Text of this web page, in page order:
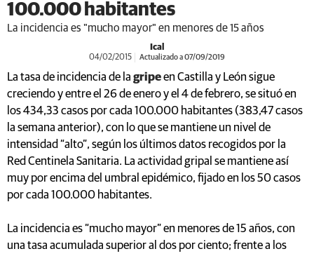
100.000 habitantes
La incidencia es "mucho mayor" en menores de 15 años
Ical
04/02/2015 Actualizado a 07/09/2019
La tasa de incidencia de la gripeen Castilla y León sigue
creciendo y entre el 26 de enero y el 4 de febrero, se situó en
los 434,33 casos por cada 100.000 habitantes (383,47 casos
la semana anterior), con lo que se mantiene un nivel de
intensidad “alto”, según los últimos datos recogidos por la
Red Centinela Sanitaria. La actividad gripal se mantiene así
muy por encima del umbral epidémico, fijado en los 50 casos
por cada 100.000 habitantes.
La incidencia es “mucho mayor” en menores de 15 años, con
una tasa acumulada superior al dos por ciento; frente a los